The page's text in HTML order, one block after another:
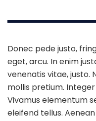
Donec pede justo,
eget, arcu. In enim
venenatis vitae, justo.
mollis pretium.
Vivamus elementum
eleifend tellus.